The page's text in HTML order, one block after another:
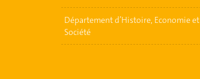
Département d’Histoire, Economie et
Société